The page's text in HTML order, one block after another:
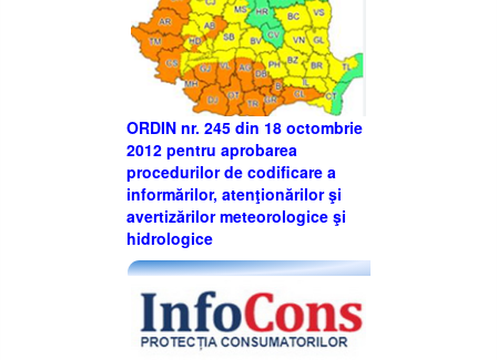
ORDIN nr. 245 din 18 octombrie
2012 pentru aprobarea
procedurilor de codificare a
informărilor, atenţionărilor şi
avertizărilor meteorologice şi
hidrologice